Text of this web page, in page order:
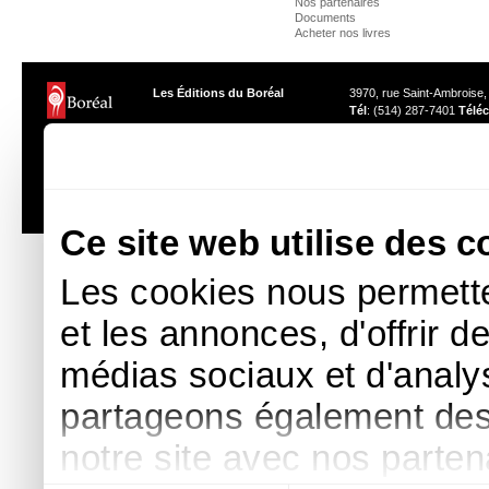
Ce site web utilise des
Les cookies nous
et les annonces, d'offrir
médias sociaux et
partageons également
notre site avec nos
Documents
Acheter nos livres
Les Éditions du Boréal
3970, rue Saint-
Tél : (514) 287-7401 Téléc